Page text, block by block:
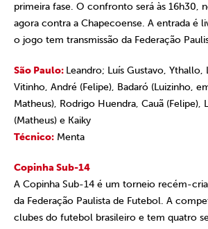
primeira fase. O confronto será às 16h30,
agora contra a Chapecoense. A entrada é
o jogo tem transmissão da Federação
São Paulo: Leandro; Luís Gustavo, Ythallo,
Vitinho, André (Felipe), Badaró (Luizinho,
Matheus), Rodrigo Huendra, Cauã (Felipe),
(Matheus) e Kaiky
Técnico: Menta
Copinha Sub-14
A Copinha Sub-14 é um torneio recém-
da Federação Paulista de Futebol. A
clubes do futebol brasileiro e tem quatro